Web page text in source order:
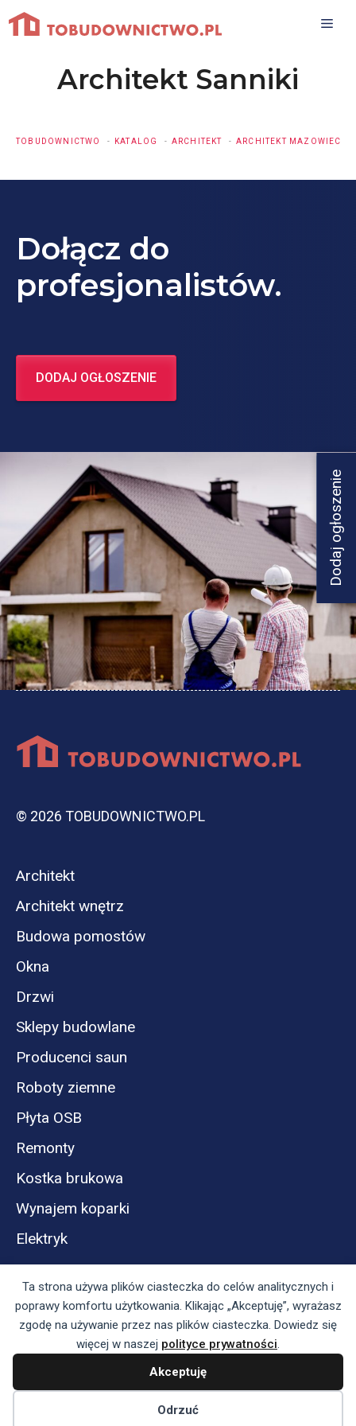
Ta strona używa plików ciasteczka do celów analitycznych i
poprawy komfortu użytkowania. Klikając „Akceptuję”, wyrażasz
zgodę na używanie przez nas plików ciasteczka. Dowiedz się
więcej w naszej polityce prywatności.
Akceptuję
Odrzuć
Przejdź
do
Architekt Sanniki
TOBUDOWNICTWO KATALOG ARCHITEKT ARCHITEKT MAZOWIECKIE
Dodaj ogłoszenie
Dołącz do
profesjonalistów.
DODAJ OGŁOSZENIE
© 2026 TOBUDOWNICTWO.PL
Architekt
Architekt wnętrz
Budowa pomostów
Okna
Drzwi
Sklepy budowlane
Producenci saun
Roboty ziemne
Płyta OSB
Remonty
Kostka brukowa
Wynajem koparki
Elektryk
Panel reklamodawcy
Regulamin serwisu i polityka prywatności